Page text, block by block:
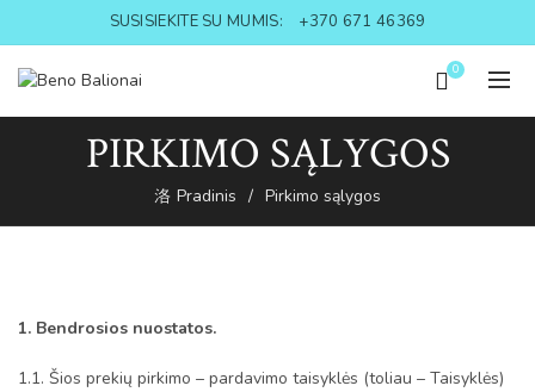
SUSISIEKITE SU MUMIS: +370 671 46369
0
PIRKIMO SĄLYGOS
Pradinis Pirkimo sąlygos
1. Bendrosios nuostatos.
1.1. Šios prekių pirkimo – pardavimo taisyklės (toliau – Taisyklės)